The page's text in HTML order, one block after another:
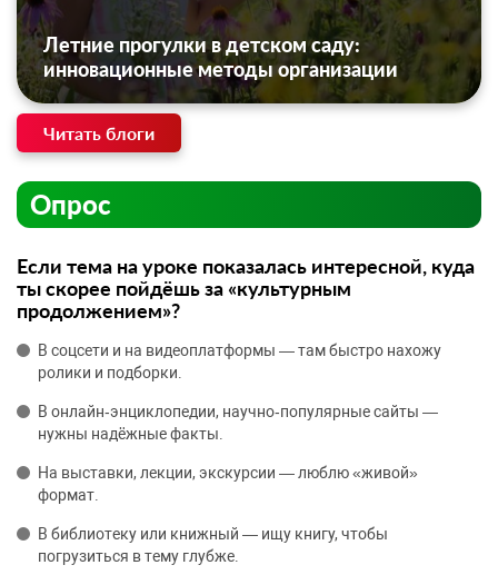
Летние прогулки в детском саду:
инновационные методы организации
Читать блоги
Опрос
Если тема на уроке показалась интересной, куда
ты скорее пойдёшь за «культурным
продолжением»?
В соцсети и на видеоплатформы — там быстро нахожу
ролики и подборки.
В онлайн‑энциклопедии, научно‑популярные сайты —
нужны надёжные факты.
На выставки, лекции, экскурсии — люблю «живой»
формат.
В библиотеку или книжный — ищу книгу, чтобы
погрузиться в тему глубже.